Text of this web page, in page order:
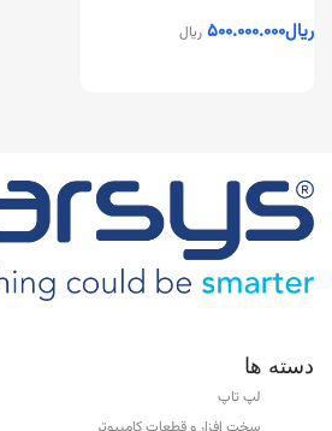
ریال۵۰۰.۰۰۰.۰۰۰ ریال
دسته ها
لپ تاپ